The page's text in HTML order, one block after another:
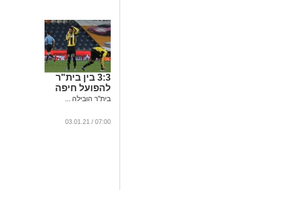
3:3 בין בית"ר
להפועל חיפה
בית"ר הובילה ...
07:00 / 03.01.21